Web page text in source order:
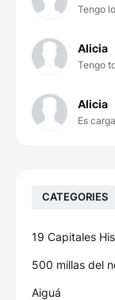
Tengo
Alicia
Tengo
Alicia
Es
CATEGORIES
19 Capitales
500 millas del
Aiguá